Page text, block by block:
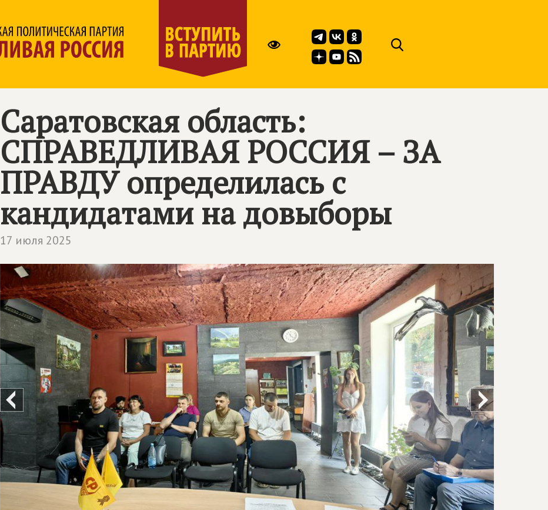
Саратовская область:
СПРАВЕДЛИВАЯ РОССИЯ – ЗА
ПРАВДУопределилась с
кандидатами на довыборы
17 июля 2025